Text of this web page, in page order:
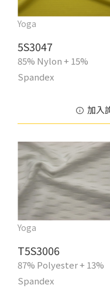
Yoga
5S3047
85% Nylon + 15%
Spandex
加入
Yoga
T5S3006
87% Polyester + 13%
Spandex